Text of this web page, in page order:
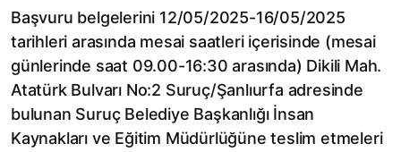
Başvuru belgelerini 12/05/2025-16/05/2025
tarihleri arasında mesai saatleri içerisinde (mesai
günlerinde saat 09.00-16:30 arasında) Dikili Mah.
Atatürk Bulvarı No:2 Suruç/Şanlıurfa adresinde
bulunan Suruç Belediye Başkanlığı İnsan
Kaynakları ve Eğitim Müdürlüğüne teslim etmeleri